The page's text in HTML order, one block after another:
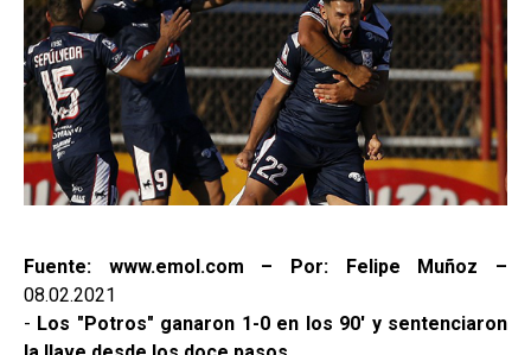
Fuente: www.emol.com – Por: Felipe Muñoz –
08.02.2021
- Los "Potros" ganaron 1-0 en los 90' y sentenciaron